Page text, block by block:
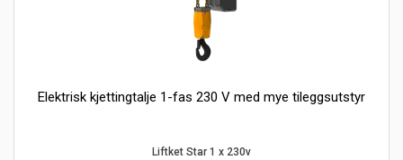
Elektrisk kjettingtalje 1-fas 230 V med mye tileggsutstyr
Liftket Star 1 x 230v